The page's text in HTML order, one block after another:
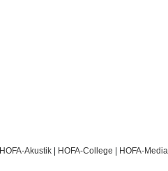
HOFA-Akustik| HOFA-College HOFA-Media